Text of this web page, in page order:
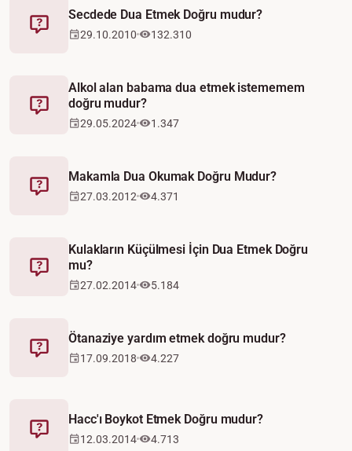
Fetva
Secdede Dua Etmek Doğru mudur?
29.10.2010 132.310
Fetva
Alkol alan babama dua etmek istememem
doğru mudur?
29.05.2024 1.347
Fetva
Makamla Dua Okumak Doğru Mudur?
27.03.2012 4.371
Fetva
Kulakların Küçülmesi İçin Dua Etmek Doğru
mu?
27.02.2014 5.184
Fetva
Ötanaziye yardım etmek doğru mudur?
17.09.2018 4.227
Fetva
Hacc'ı Boykot Etmek Doğru mudur?
12.03.2014 4.713